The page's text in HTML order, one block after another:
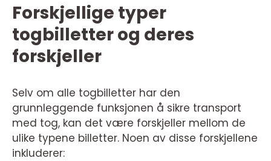
Forskjellige typer
togbilletter og deres
forskjeller
Selv om alle togbilletter har den
grunnleggende funksjonen å sikre transport
med tog, kan det være forskjeller mellom de
ulike typene billetter. Noen av disse forskjellene
inkluderer: